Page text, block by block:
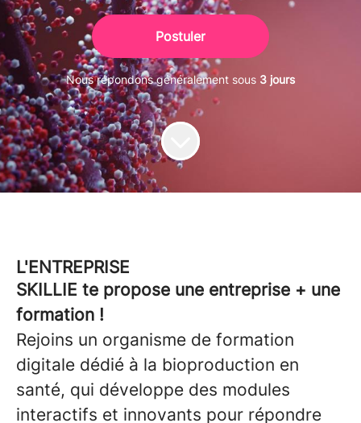
Postuler
Nous répondons généralement sous 3 jours
L'ENTREPRISE
SKILLIE te propose une entreprise + une
formation !
Rejoins un organisme de formation
digitale dédié à la bioproduction en
santé, qui développe des modules
interactifs et innovants pour répondre